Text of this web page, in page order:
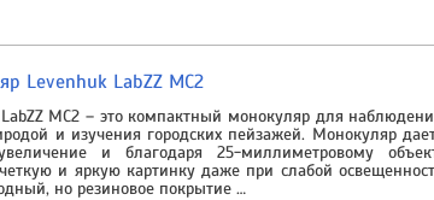
Levenhuk LabZZ MC2
MC2 – это компактный монокуляр для
и изучения городских пейзажей. Монокуляр
и благодаря 25-миллиметровому
и яркую картинку даже при слабой
но резиновое покрытие …